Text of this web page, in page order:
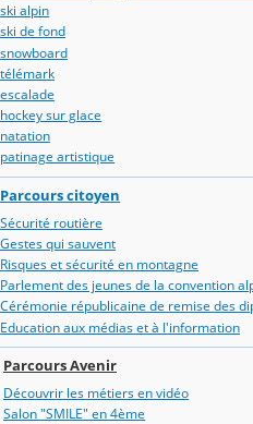
ski alpin
ski de fond
snowboard
télémark
escalade
hockey sur glace
natation
patinage artistique
Parcours citoyen
Sécurité routière
Gestes qui sauvent
Risques et sécurité en montagne
Parlement des jeunes de la convention
Cérémonie républicaine de remise des
Education aux médias et à l'information
Parcours Avenir
Découvrir les métiers en vidéo
Salon "SMILE" en 4ème